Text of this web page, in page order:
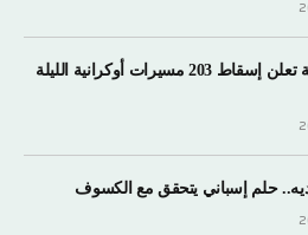
الدفاع الروسية تعلن إسقاط 203 مسيرات أوكرانية الليلة
حلم إسباني يتحقق مع الكسوف